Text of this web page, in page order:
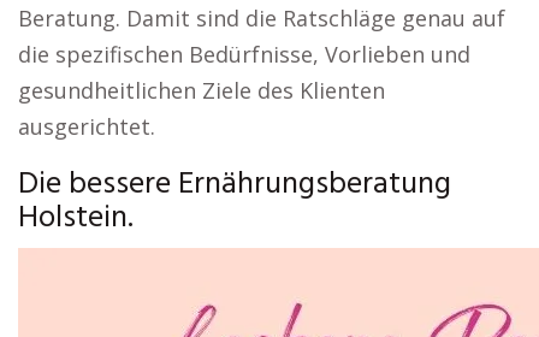
Beratung. Damit sind die Ratschläge genau auf
die spezifischen Bedürfnisse, Vorlieben und
gesundheitlichen Ziele des Klienten
ausgerichtet.
Die bessere Ernährungsberatung
Holstein.